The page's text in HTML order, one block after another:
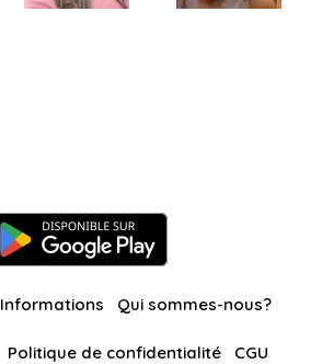
Informations Qui sommes-nous?
Politique de confidentialité CGU